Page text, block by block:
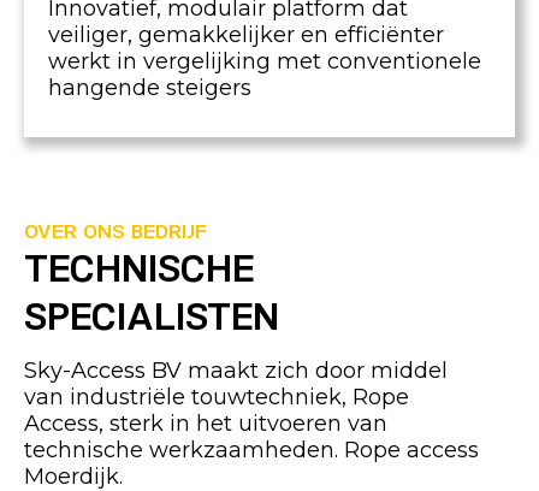
Innovatief, modulair platform dat
veiliger, gemakkelijker en efficiënter
werkt in vergelijking met conventionele
hangende steigers
OVER ONS BEDRIJF
TECHNISCHE
SPECIALISTEN
Sky-Access BV maakt zich door middel
van industriële touwtechniek, Rope
Access, sterk in het uitvoeren van
technische werkzaamheden. Rope access
Moerdijk.